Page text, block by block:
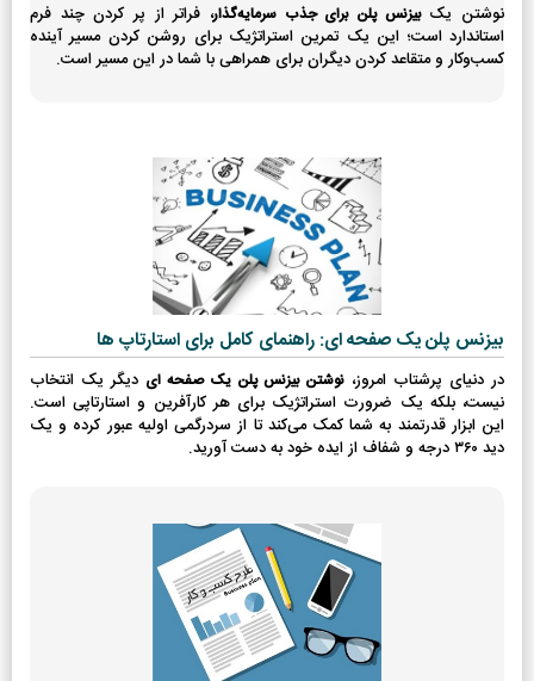
نوشتن یکبیزنس پلن برای جذب سرمایه‌گذار، فراتر از پر کردن چند فرم
استاندارد است؛ این یک تمرین استراتژیک برای روشن کردن مسیر آینده
کسب‌وکار و متقاعد کردن دیگران برای همراهی با شما در این مسیر است.
بیزنس پلن یک صفحه ای: راهنمای کامل برای استارتاپ ها
در دنیای پرشتاب امروز، نوشتن بیزنس پلن یک صفحه ای دیگر یک انتخاب
نیست، بلکه یک ضرورت استراتژیک برای هر کارآفرین و استارتاپی است.
این ابزار قدرتمند به شما کمک می‌کند تا از سردرگمی اولیه عبور کرده و یک
دید ۳۶۰ درجه و شفاف از ایده خود به دست آورید.